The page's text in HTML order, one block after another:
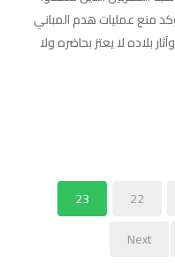
منع عمليات هدم المباني
بلاده لا يعتز بحاضره ولا
22
23
Next